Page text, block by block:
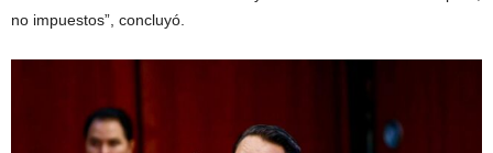
no impuestos”, concluyó.